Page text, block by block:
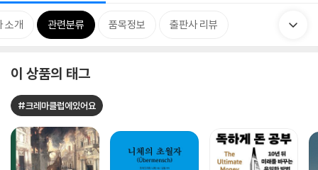
소개 관련분류 품목정보 출판사 리뷰
이 상품의 태그
#크레마클럽에있어요